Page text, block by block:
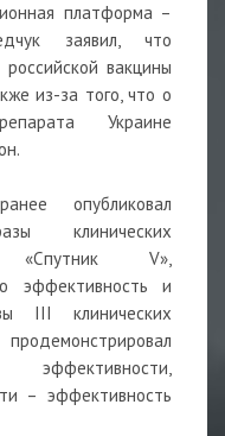
платформа –
заявил, что
вакцины
из-за того, что о
Украине
опубликовал
клинических
«Спутник V»,
эффективность и
III клинических
– эффективность